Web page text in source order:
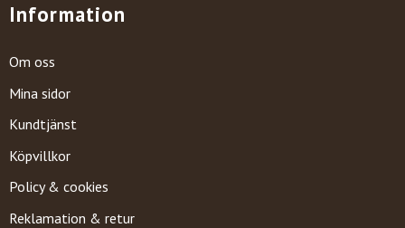
Information
Om oss
Mina sidor
Kundtjänst
Köpvillkor
Policy & cookies
Reklamation & retur